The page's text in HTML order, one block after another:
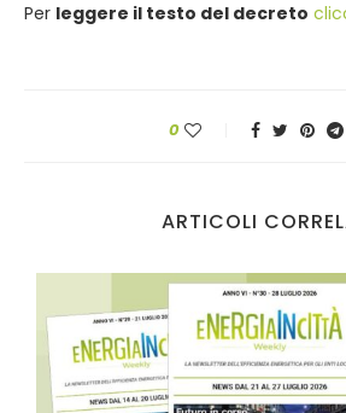
Per leggere il testo del decreto
0
ARTICOLI